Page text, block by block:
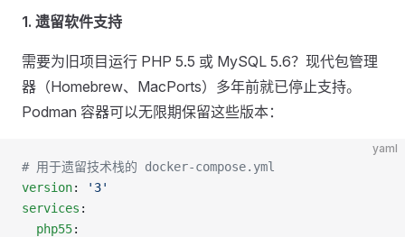
1. 遗留软件支持
需要为旧项目运行 PHP 5.5 或 MySQL 5.6？现代包管理
器（Homebrew、MacPorts）多年前就已停止支持。
Podman 容器可以无限期保留这些版本：
yaml
# 用于遗留技术栈的 docker-compose.yml
version:
'3'
services :
  php55
: